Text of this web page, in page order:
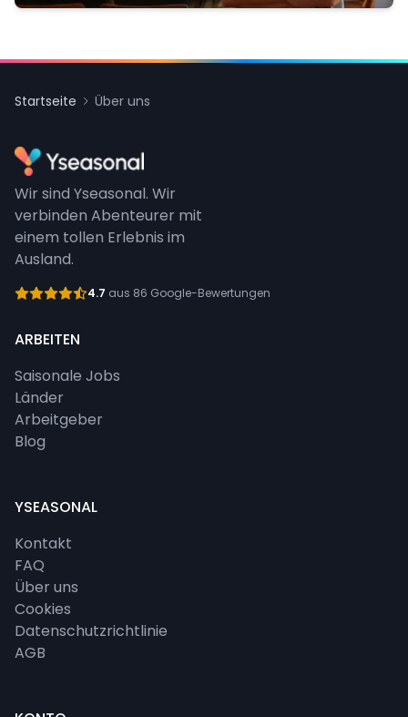
Startseite Über uns
Wir sind Yseasonal. Wir
verbinden Abenteurer mit
einem tollen Erlebnis im
Ausland.
4.7 aus 86 Google-Bewertungen
ARBEITEN
Saisonale Jobs
Länder
Arbeitgeber
Blog
YSEASONAL
Kontakt
FAQ
Über uns
Cookies
Datenschutzrichtlinie
AGB